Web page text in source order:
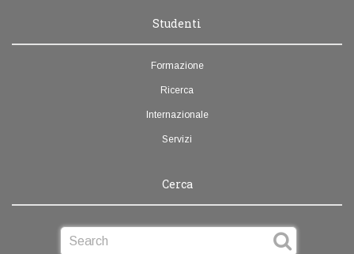
Studenti
Formazione
Ricerca
Internazionale
Servizi
Cerca